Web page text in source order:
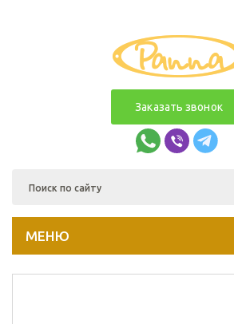
Заказать звонок
МЕНЮ